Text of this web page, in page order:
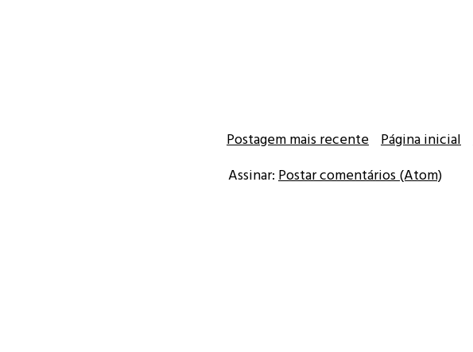
Postagem mais recente Página inicial
Assinar: Postar comentários (Atom)